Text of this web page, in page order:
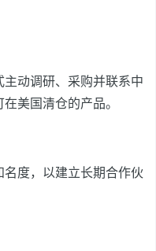
动调研、采购并联系中
美国清仓的产品。
度，以建立长期合作伙